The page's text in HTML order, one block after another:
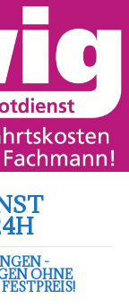
-
OHNE